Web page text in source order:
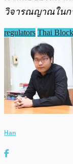
วิจารณญาณในก
regulators Thai
Han